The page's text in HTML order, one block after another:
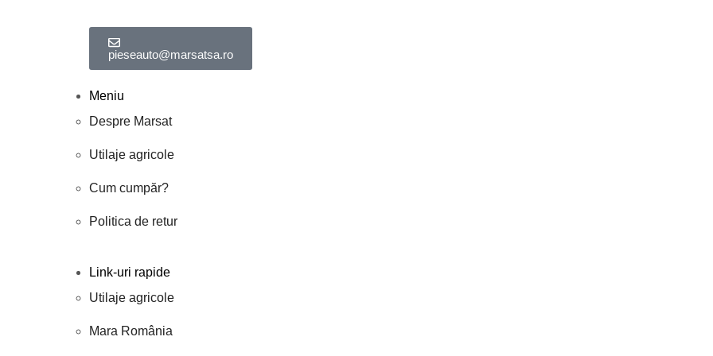
pieseauto@marsatsa.ro
Meniu
Despre Marsat
Utilaje agricole
Cum cumpăr?
Politica de retur
Link-uri rapide
Utilaje agricole
Mara România